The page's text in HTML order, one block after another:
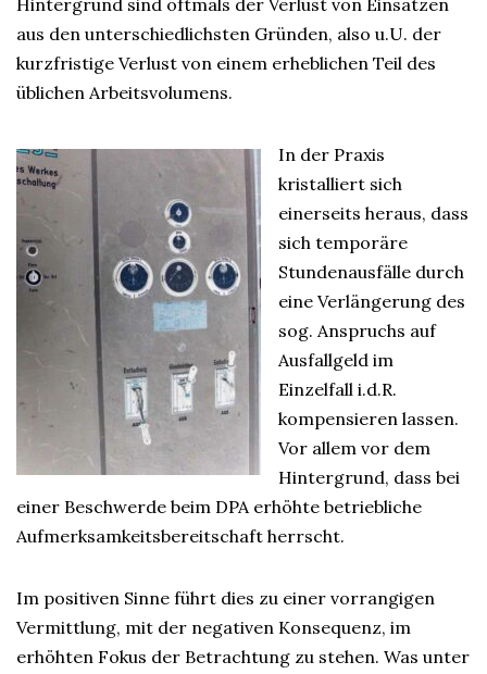
Hintergrund sind oftmals der Verlust von Einsätzen
aus den unterschiedlichsten Gründen, also u.U. der
kurzfristige Verlust von einem erheblichen Teil des
üblichen Arbeitsvolumens.
In der Praxis
kristalliert sich
einerseits heraus, dass
sich temporäre
Stundenausfälle durch
eine Verlängerung des
sog. Anspruchs auf
Ausfallgeld im
Einzelfall i.d.R.
kompensieren lassen.
Vor allem vor dem
Hintergrund, dass bei
einer Beschwerde beim DPA erhöhte betriebliche
Aufmerksamkeitsbereitschaft herrscht.
Im positiven Sinne führt dies zu einer vorrangigen
Vermittlung, mit der negativen Konsequenz, im
erhöhten Fokus der Betrachtung zu stehen. Was unter